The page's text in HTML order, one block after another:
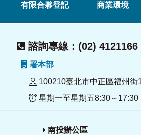
有限合夥登記 商業環境
諮詢專線：(02) 4121166
署本部
100210臺北市中正區福州街
星期一至星期五8:30～17:30
南投辦公區